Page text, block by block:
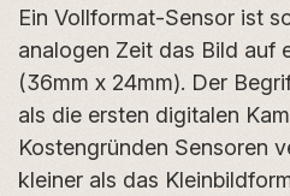
Ein Vollformat-Sensor ist
analogen Zeit das Bild auf
(36mm x 24mm). Der
als die ersten digitalen
Kostengründen Sensoren
kleiner als das